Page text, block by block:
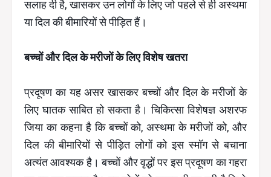
सलाह दी है, खासकर उन लोगों के लिए जो पहले से ही अस्थमा
या दिल की बीमारियों से पीड़ित हैं।
बच्चों और दिल के मरीजों के लिए विशेष खतरा
प्रदूषण का यह असर खासकर बच्चों और दिल के मरीजों के
लिए घातक साबित हो सकता है। चिकित्सा विशेषज्ञ अशरफ
जिया का कहना है कि बच्चों को, अस्थमा के मरीजों को, और
दिल की बीमारियों से पीड़ित लोगों को इस स्मॉग से बचाना
अत्यंत आवश्यक है। बच्चों और वृद्धों पर इस प्रदूषण का गहरा